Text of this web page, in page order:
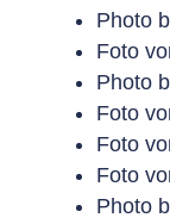
Photo
Foto
Photo
Foto
Foto
Foto
Photo